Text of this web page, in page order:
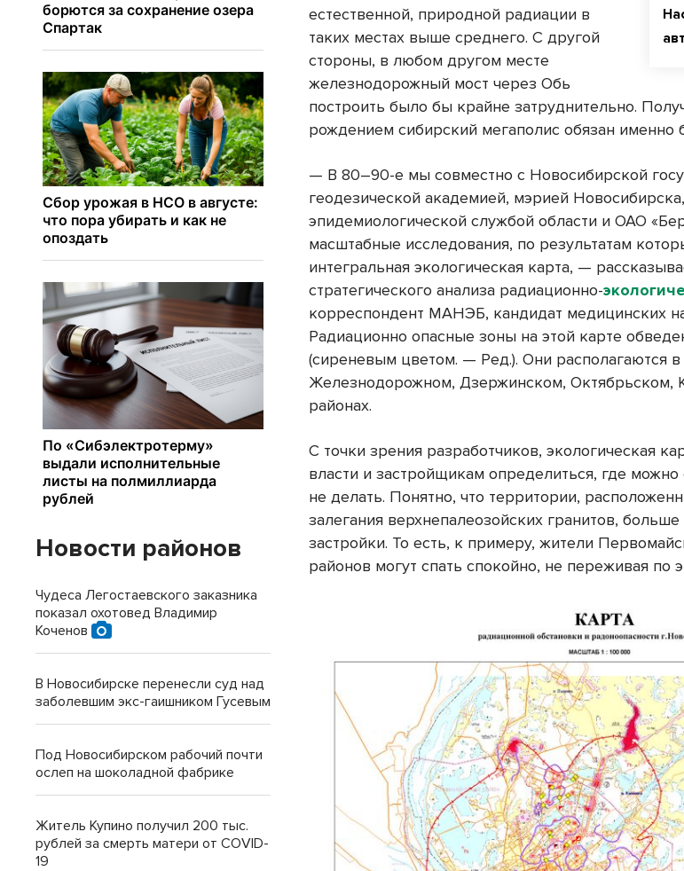
естественной, природной радиации в
таких местах выше среднего. С другой
стороны, в любом другом месте
железнодорожный мост через Обь
построить было бы крайне затруднительно.
рождением сибирский мегаполис обязан именно
— В 80–90-е мы совместно с Новосибирской
геодезической академией, мэрией
эпидемиологической службой области и ОАО
масштабные исследования, по результатам
интегральная экологическая карта, —
стратегического анализа радиационно-
корреспон­дент МАНЭБ, кандидат медицинских
Радиационно опасные зоны на этой карте
(сиреневым цветом. — Ред.). Они располагаются
Железнодорожном, Дзержинском, Октябрьском,
районах.
С точки зрения разработчиков, экологическая
власти и застройщикам определиться, где можно
не делать. Понятно, что территории,
залегания верхнепалеозойских гранитов,
застройки. То есть, к примеру, жители
районов могут спать спокойно, не переживая по
Новости районов
Чудеса Легостаевского заказника
показал охотовед Владимир
Коченов
В Новосибирске перенесли суд над
заболевшим экс-гаишником Гусевым
Под Новосибирском рабочий почти
ослеп на шоколадной фабрике
Житель Купино получил 200 тыс.
рублей за смерть матери от COVID-
19